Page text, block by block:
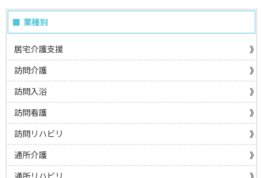
業種別
居宅介護支援
訪問介護
訪問入浴
訪問看護
訪問リハビリ
通所介護
通所リハビリ